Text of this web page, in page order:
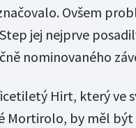
Ovšem
jej nejprve
nominovaného
Hirt, který ve
Mortirolo, by měl být